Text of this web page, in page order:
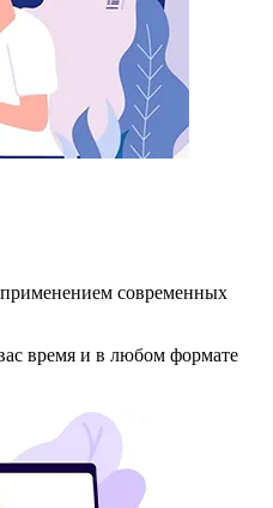
современных
время и в любом формате